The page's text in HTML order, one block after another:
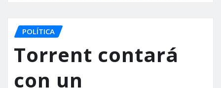
POLÍTICA
Torrent contará
con un